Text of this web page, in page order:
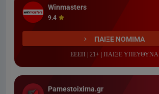
Winmasters
9.4
ΠΑΙΞΕ ΝΟΜΙΜΑ
ΕΕΕΠ | 21+ | ΠΑΙΞΕ ΥΠΕΥΘΥΝΑ
Pamestoixima.gr